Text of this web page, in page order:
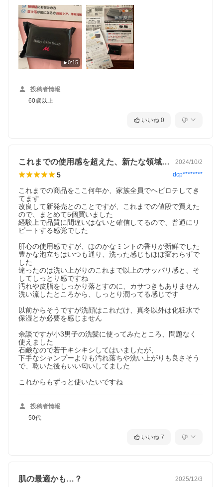
0:15
投稿者情報
60歳以上
いいね 0
これまでの使用感を超えた、新たな領域か⁈ 2024/10/2
5 dcp********
これまでの商品をここ何年か、家族全員でヘビロテしてき
てます
改良して新発売とのことですが、これまでの値段で買えた
ので、まとめて5個買いました
経験上で品質に間違いはないと確信してるので、普通にリ
ピートする感覚でした
肝心の使用感ですが、ほのかなミントの香りが新鮮でした
豊かな泡立ちはいつも通り、洗った感じもほぼ変わらずで
した
違ったのは洗い上がりのこれまで以上のサッパリ感と、そ
してしっとり感ですね
汚れや皮脂をしっかり落とすのに、カサつきもありません
洗い流したところから、しっとり潤ってる感じです
以前からそうですが洗顔はこれだけ、真冬以外は化粧水で
保湿とか必要を感じません
余談ですが小3男子の洗髪に使ってみたところ、問題なく
使えました
石鹸なので若干キシキシしてはいましたが、
下手なシャンプーよりも汚れ落ちや洗い上がりも良さそう
で、乾いた後もいい匂いしてました
これからもずっと使いたいですね
投稿者情報
50代
いいね 7
肌の最適かも…？ 2025/12/3